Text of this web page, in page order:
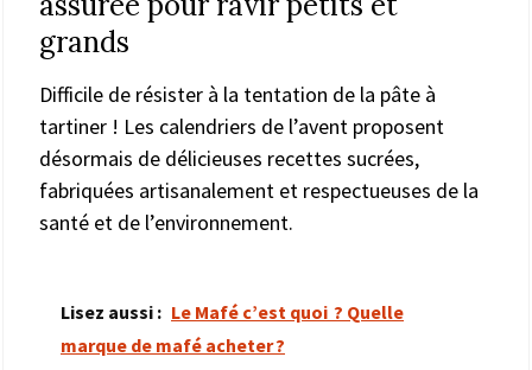
grands
Difficile de résister à la tentation de la pâte à
tartiner ! Les calendriers de l’avent proposent
désormais de délicieuses recettes sucrées,
fabriquées artisanalement et respectueuses de la
santé et de l’environnement.
Lisez aussi : Le Mafé c’est quoi ? Quelle
marque de mafé acheter ?